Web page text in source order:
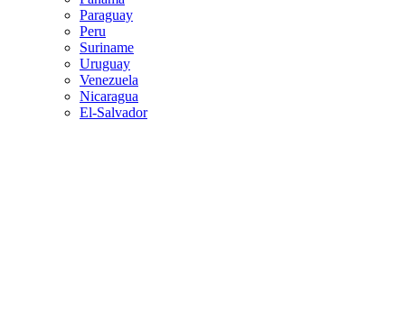
Paraguay
Peru
Suriname
Uruguay
Venezuela
Nicaragua
El-Salvador